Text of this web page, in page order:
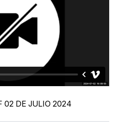
02 DE JULIO 2024